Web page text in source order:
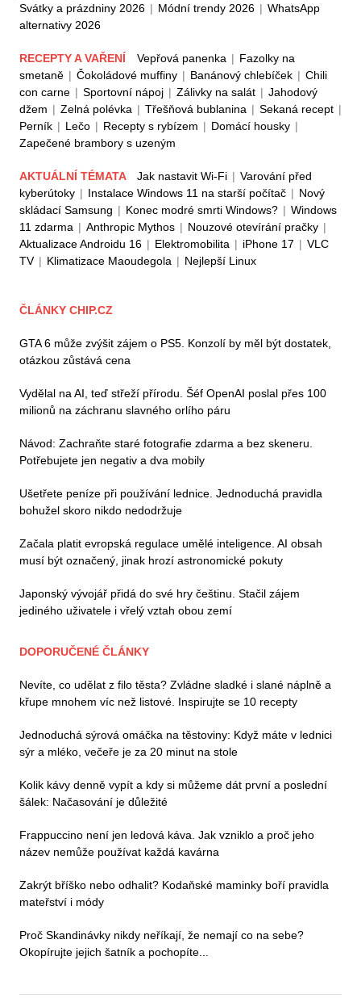
Svátky a prázdniny 2026 | Módní trendy 2026 | WhatsApp
alternativy 2026
RECEPTY A VAŘENÍ Vepřová panenka | Fazolky na
smetaně | Čokoládové muffiny | Banánový chlebíček | Chili
con carne | Sportovní nápoj | Zálivky na salát | Jahodový
džem | Zelná polévka | Třešňová bublanina | Sekaná recept |
Perník | Lečo | Recepty s rybízem | Domácí housky |
Zapečené brambory s uzeným
AKTUÁLNÍ TÉMATA Jak nastavit Wi-Fi | Varování před
kyberútoky | Instalace Windows 11 na starší počítač | Nový
skládací Samsung | Konec modré smrti Windows? | Windows
11 zdarma | Anthropic Mythos | Nouzové otevírání pračky |
Aktualizace Androidu 16 | Elektromobilita | iPhone 17 | VLC
TV | Klimatizace Maoudegola | Nejlepší Linux
ČLÁNKY CHIP.CZ
GTA 6 může zvýšit zájem o PS5. Konzolí by měl být dostatek,
otázkou zůstává cena
Vydělal na AI, teď střeží přírodu. Šéf OpenAI poslal přes 100
milionů na záchranu slavného orlího páru
Návod: Zachraňte staré fotografie zdarma a bez skeneru.
Potřebujete jen negativ a dva mobily
Ušetřete peníze při používání lednice. Jednoduchá pravidla
bohužel skoro nikdo nedodržuje
Začala platit evropská regulace umělé inteligence. AI obsah
musí být označený, jinak hrozí astronomické pokuty
Japonský vývojář přidá do své hry češtinu. Stačil zájem
jediného uživatele i vřelý vztah obou zemí
DOPORUČENÉ ČLÁNKY
Nevíte, co udělat z filo těsta? Zvládne sladké i slané náplně a
křupe mnohem víc než listové. Inspirujte se 10 recepty
Jednoduchá sýrová omáčka na těstoviny: Když máte v lednici
sýr a mléko, večeře je za 20 minut na stole
Kolik kávy denně vypít a kdy si můžeme dát první a poslední
šálek: Načasování je důležité
Frappuccino není jen ledová káva. Jak vzniklo a proč jeho
název nemůže používat každá kavárna
Zakrýt bříško nebo odhalit? Kodaňské maminky boří pravidla
mateřství i módy
Proč Skandinávky nikdy neříkají, že nemají co na sebe?
Okopírujte jejich šatník a pochopíte...